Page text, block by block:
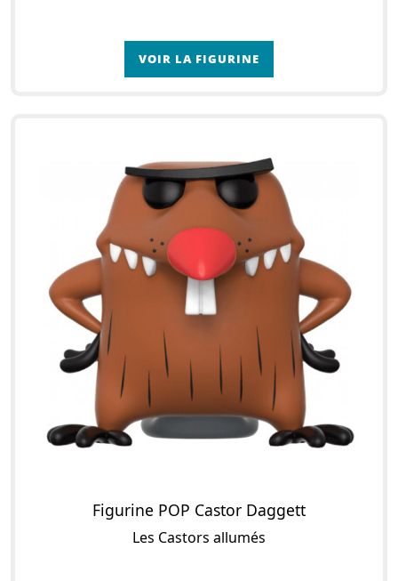
VOIR LA FIGURINE
Figurine POP Castor Daggett
Les Castors allumés